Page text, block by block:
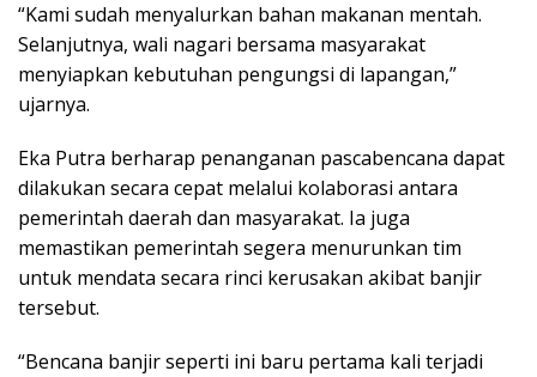
“Kami sudah menyalurkan bahan makanan mentah.
Selanjutnya, wali nagari bersama masyarakat
menyiapkan kebutuhan pengungsi di lapangan,”
ujarnya.
Eka Putra berharap penanganan pascabencana dapat
dilakukan secara cepat melalui kolaborasi antara
pemerintah daerah dan masyarakat. Ia juga
memastikan pemerintah segera menurunkan tim
untuk mendata secara rinci kerusakan akibat banjir
tersebut.
“Bencana banjir seperti ini baru pertama kali terjadi